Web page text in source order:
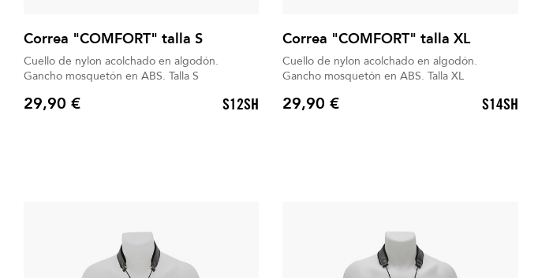
Correa "COMFORT" talla S
Cuello de nylon acolchado en algodón.
Gancho mosquetón en ABS. Talla S
Precio
29,90 € S12SH
Correa "COMFORT" talla XL
Cuello de nylon acolchado en algodón.
Gancho mosquetón en ABS. Talla XL
Precio
29,90 € S14SH